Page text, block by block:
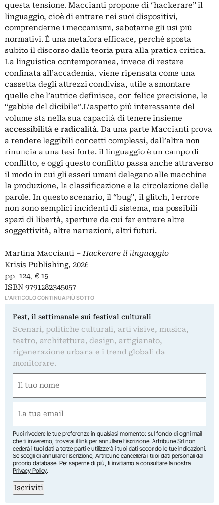
questa tensione. Maccianti propone di “hackerare” il
linguaggio, cioè di entrare nei suoi dispositivi,
comprenderne i meccanismi, sabotarne gli usi più
normativi. È una metafora efficace, perché sposta
subito il discorso dalla teoria pura alla pratica critica.
La linguistica contemporanea, invece di restare
confinata all’accademia, viene ripensata come una
cassetta degli attrezzi condivisa, utile a smontare
quelle che l’autrice definisce, con felice precisione, le
“gabbie del dicibile”.L’aspetto più interessante del
volume sta nella sua capacità di tenere insieme
accessibilità e radicalità. Da una parte Maccianti prova
a rendere leggibili concetti complessi, dall’altra non
rinuncia a una tesi forte: il linguaggio è un campo di
conflitto, e oggi questo conflitto passa anche attraverso
il modo in cui gli esseri umani delegano alle macchine
la produzione, la classificazione e la circolazione delle
parole. In questo scenario, il “bug”, il glitch, l’errore
non sono semplici incidenti di sistema, ma possibili
spazi di libertà, aperture da cui far entrare altre
soggettività, altre narrazioni, altri futuri.
Martina Maccianti –Hackerare il linguaggio
Krisis Publishing, 2026
pp. 124, € 15
ISBN 9791282345057
L'ARTICOLO CONTINUA PIÙ SOTTO
Fest, il settimanale sui festival culturali
Scenari, politiche culturali, arti visive, musica,
teatro, architettura, design, artigianato,
rigenerazione urbana e i trend globali da
monitorare.
(Required)
First
(Required)
Puoi rivedere le tue preferenze in qualsiasi momento: sul fondo di ogni mail
che ti invieremo, troverai il link per annullare l’iscrizione. Artribune Srl non
cederà i tuoi dati a terze parti e utilizzerà i tuoi dati secondo le tue indicazioni.
Se scegli di annullare l’iscrizione, Artribune cancellerà i tuoi dati personali dal
proprio database. Per saperne di più, ti invitiamo a consultare la nostra
Privacy Policy.
Iscriviti